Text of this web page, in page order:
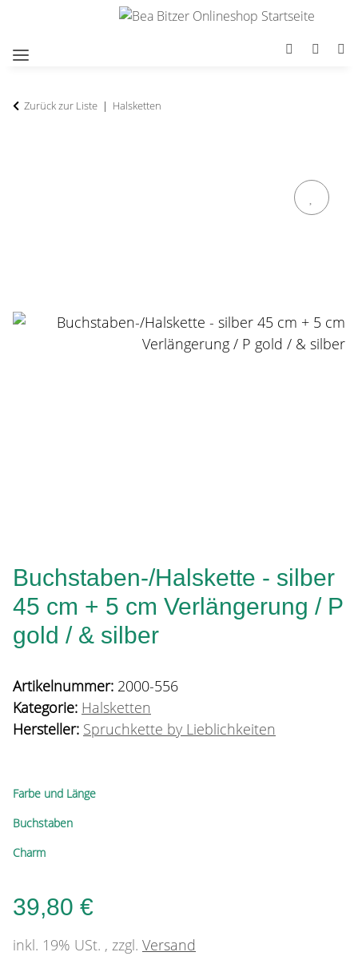
Zurück zur Liste Halsketten
Buchstaben-/Halskette - silber
45 cm + 5 cm Verlängerung / P
gold / & silber
Artikelnummer: 2000-556
Kategorie: Halsketten
Hersteller: Spruchkette by Lieblichkeiten
Farbe und Länge
Buchstaben
Charm
39,80 €
inkl. 19% USt. , zzgl. Versand